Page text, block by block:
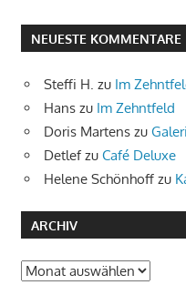
NEUESTE KOMMENTARE
Steffi H. zu Im
Hans zu Im Zehntfeld
Doris Martens zu
Detlefzu Café Deluxe
Helene Schönhoff zu
ARCHIV
Archiv